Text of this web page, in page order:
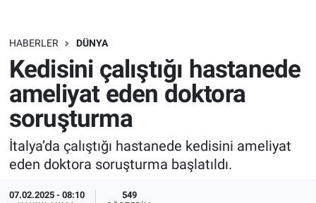
HABERLER DÜNYA
Kedisini çalıştığı hastanede
ameliyat eden doktora
soruşturma
İtalya’da çalıştığı hastanede kedisini ameliyat
eden doktora soruşturma başlatıldı.
07.02.2025 - 08:10 549
Bilim turu
Bilim ve Teknoloji Evreni
Doğa Konuşuyor
Dünya
Ege Saati
Dünya
Teknoloji
Sağlık
Spor
Yayın Akışı
Trafik Durumu
Süper Lig Puan Durumu ve Fikstür
Tüm Manşetler
Son Dakika Haberleri
Haber Arşivi